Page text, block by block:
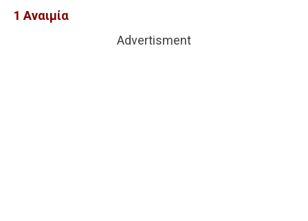
1 Αναιμία
Advertisment